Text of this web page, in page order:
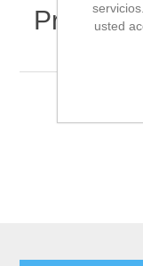
usted